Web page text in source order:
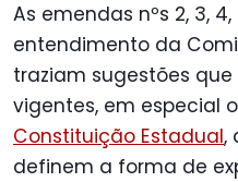
As emendas nºs 2, 3, 4,
entendimento da
traziam sugestões
vigentes, em especial
Constituição Estadual,
definem a forma de